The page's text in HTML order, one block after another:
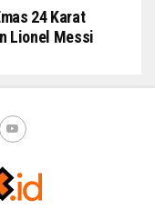
24 Karat
Lionel Messi